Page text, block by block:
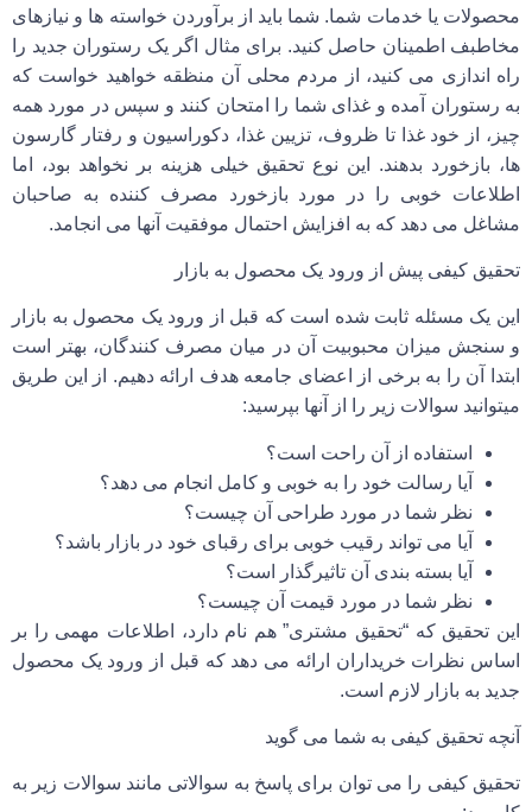
محصولات یا خدمات شما. شما باید از برآوردن خواسته ها و نیازهای
مخاطبف اطمینان حاصل کنید. برای مثال اگر یک رستوران جدید را
راه اندازی می کنید، از مردم محلی آن منظقه خواهید خواست که
به رستوران آمده و غذای شما را امتحان کنند و سپس در مورد همه
چیز، از خود غذا تا ظروف، تزیین غذا، دکوراسیون و رفتار گارسون
ها، بازخورد بدهند. این نوع تحقیق خیلی هزینه بر نخواهد بود، اما
اطلاعات خوبی را در مورد بازخورد مصرف کننده به صاحبان
مشاغل می دهد که به افزایش احتمال موفقیت آنها می انجامد.
تحقیق کیفی پیش از ورود یک محصول به بازار
این یک مسئله ثابت شده است که قبل از ورود یک محصول به بازار
و سنجش میزان محبوبیت آن در میان مصرف کنندگان، بهتر است
ابتدا آن را به برخی از اعضای جامعه هدف ارائه دهیم. از این طریق
میتوانید سوالات زیر را از آنها بپرسید:
استفاده از آن راحت است؟
آیا رسالت خود را به خوبی و کامل انجام می دهد؟
نظر شما در مورد طراحی آن چیست؟
آیا می تواند رقیب خوبی برای رقبای خود در بازار باشد؟
آیا بسته بندی آن تاثیرگذار است؟
نظر شما در مورد قیمت آن چیست؟
این تحقیق که “تحقیق مشتری” هم نام دارد، اطلاعات مهمی را بر
اساس نظرات خریداران ارائه می دهد که قبل از ورود یک محصول
جدید به بازار لازم است.
آنچه تحقیق کیفی به شما می گوید
تحقیق کیفی را می توان برای پاسخ به سوالاتی مانند سوالات زیر به